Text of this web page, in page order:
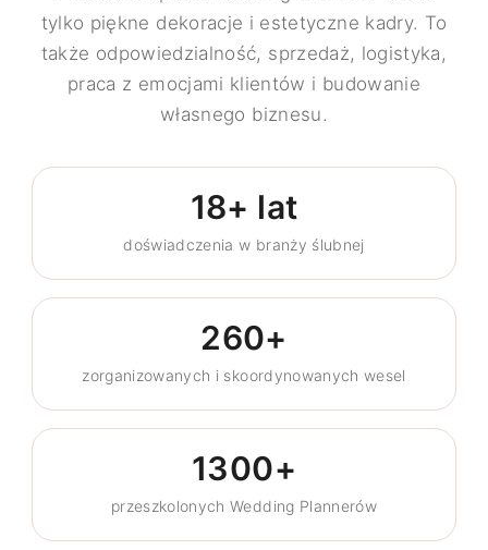
tylko piękne dekoracje i estetyczne kadry. To
także odpowiedzialność, sprzedaż, logistyka,
praca z emocjami klientów i budowanie
własnego biznesu.
18+ lat
doświadczenia w branży ślubnej
260+
zorganizowanych i skoordynowanych wesel
1300+
przeszkolonych Wedding Plannerów